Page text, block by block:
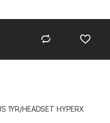
1YR/HEADSET HYPERX